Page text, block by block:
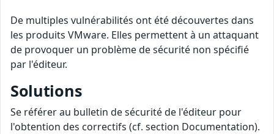
De multiples vulnérabilités ont été découvertes dans
les produits VMware. Elles permettent à un attaquant
de provoquer un problème de sécurité non spécifié
par l'éditeur.
Solutions
Se référer au bulletin de sécurité de l'éditeur pour
l'obtention des correctifs (cf. section Documentation).